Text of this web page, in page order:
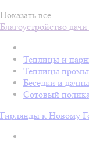
Показать все
Благоустройство
Теплицы и
Теплицы
Беседки и
Сотовый
Гирлянды к Новому